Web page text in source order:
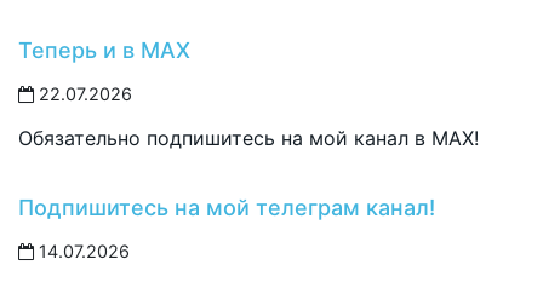
Теперь и в MAX
22.07.2026
Обязательно подпишитесь на мой канал в MAX!
Подпишитесь на мой телеграм канал!
14.07.2026